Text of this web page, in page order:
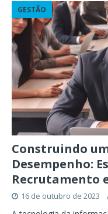
GESTÃO
Construindo
Desempenho:
Recrutamento
16 de outubro de 2023